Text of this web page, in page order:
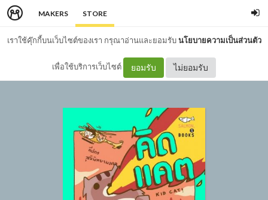
MAKERS STORE
เราใช้คุ๊กกี้บนเว็บไซต์ของเรา กรุณาอ่านและยอมรับนโยบายความเป็นส่วนตัว
เพื่อใช้บริการเว็บไซต์ ยอมรับ ไม่ยอมรับ